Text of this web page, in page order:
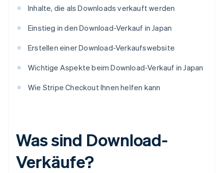
Inhalte, die als Downloads verkauft werden
Einstieg in den Download-Verkauf in Japan
Erstellen einer Download-Verkaufswebsite
Wichtige Aspekte beim Download-Verkauf in Japan
Wie Stripe Checkout Ihnen helfen kann
Was sind Download-
Verkäufe?